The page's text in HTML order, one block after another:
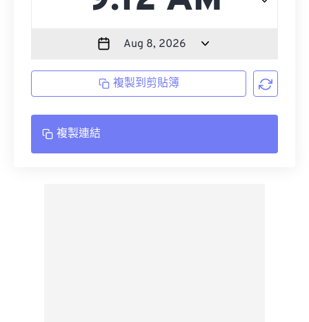
複製到剪貼簿
複製連結